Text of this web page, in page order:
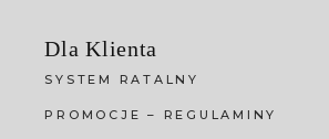
Dla Klienta
SYSTEM RATALNY
PROMOCJE – REGULAMINY